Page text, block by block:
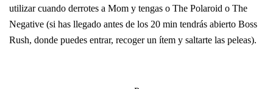
utilizar cuando derrotes a Mom y tengas o The Polaroid o The
Negative (si has llegado antes de los 20 min tendrás abierto Boss
Rush, donde puedes entrar, recoger un ítem y saltarte las peleas).